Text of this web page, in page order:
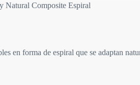
Natural Composite Espiral
en forma de espiral que se adaptan